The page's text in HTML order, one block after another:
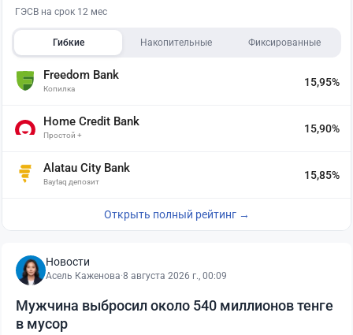
ГЭСВ на срок 12 мес
Гибкие Накопительные Фиксированные
Freedom Bank
Копилка
15,95%
Home Credit Bank
Простой +
15,90%
Alatau City Bank
Baytaq депозит
15,85%
Открыть полный рейтинг →
Новости
Асель Каженова·8 августа 2026 г., 00:09
Мужчина выбросил около 540 миллионов тенге
в мусор